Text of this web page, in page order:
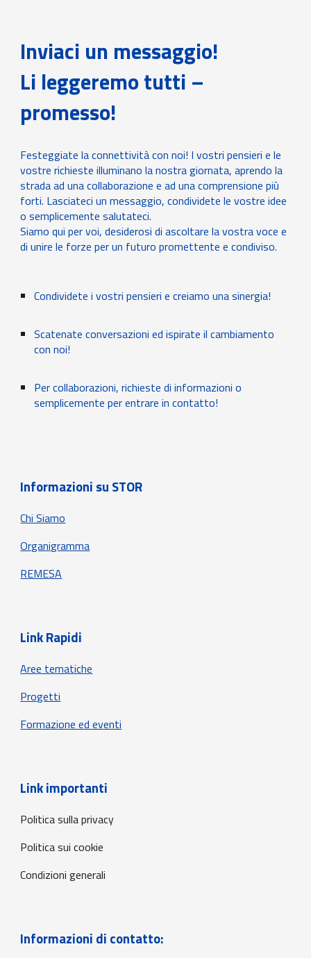
Inviaci un messaggio!
Li leggeremo tutti –
promesso!
Festeggiate la connettività con noi! I vostri pensieri e le
vostre richieste illuminano la nostra giornata, aprendo la
strada ad una collaborazione e ad una comprensione più
forti. Lasciateci un messaggio, condividete le vostre idee
o semplicemente salutateci.
Siamo qui per voi, desiderosi di ascoltare la vostra voce e
di unire le forze per un futuro promettente e condiviso.
Condividete i vostri pensieri e creiamo una sinergia!
Scatenate conversazioni ed ispirate il cambiamento
con noi!
Per collaborazioni, richieste di informazioni o
semplicemente per entrare in contatto!
Informazioni su STOR
Chi Siamo
Organigramma
REMESA
Link Rapidi
Aree tematiche
Progetti
Formazione ed eventi
Link importanti
Politica sulla privacy
Politica sui cookie
Condizioni generali
Informazioni di contatto: